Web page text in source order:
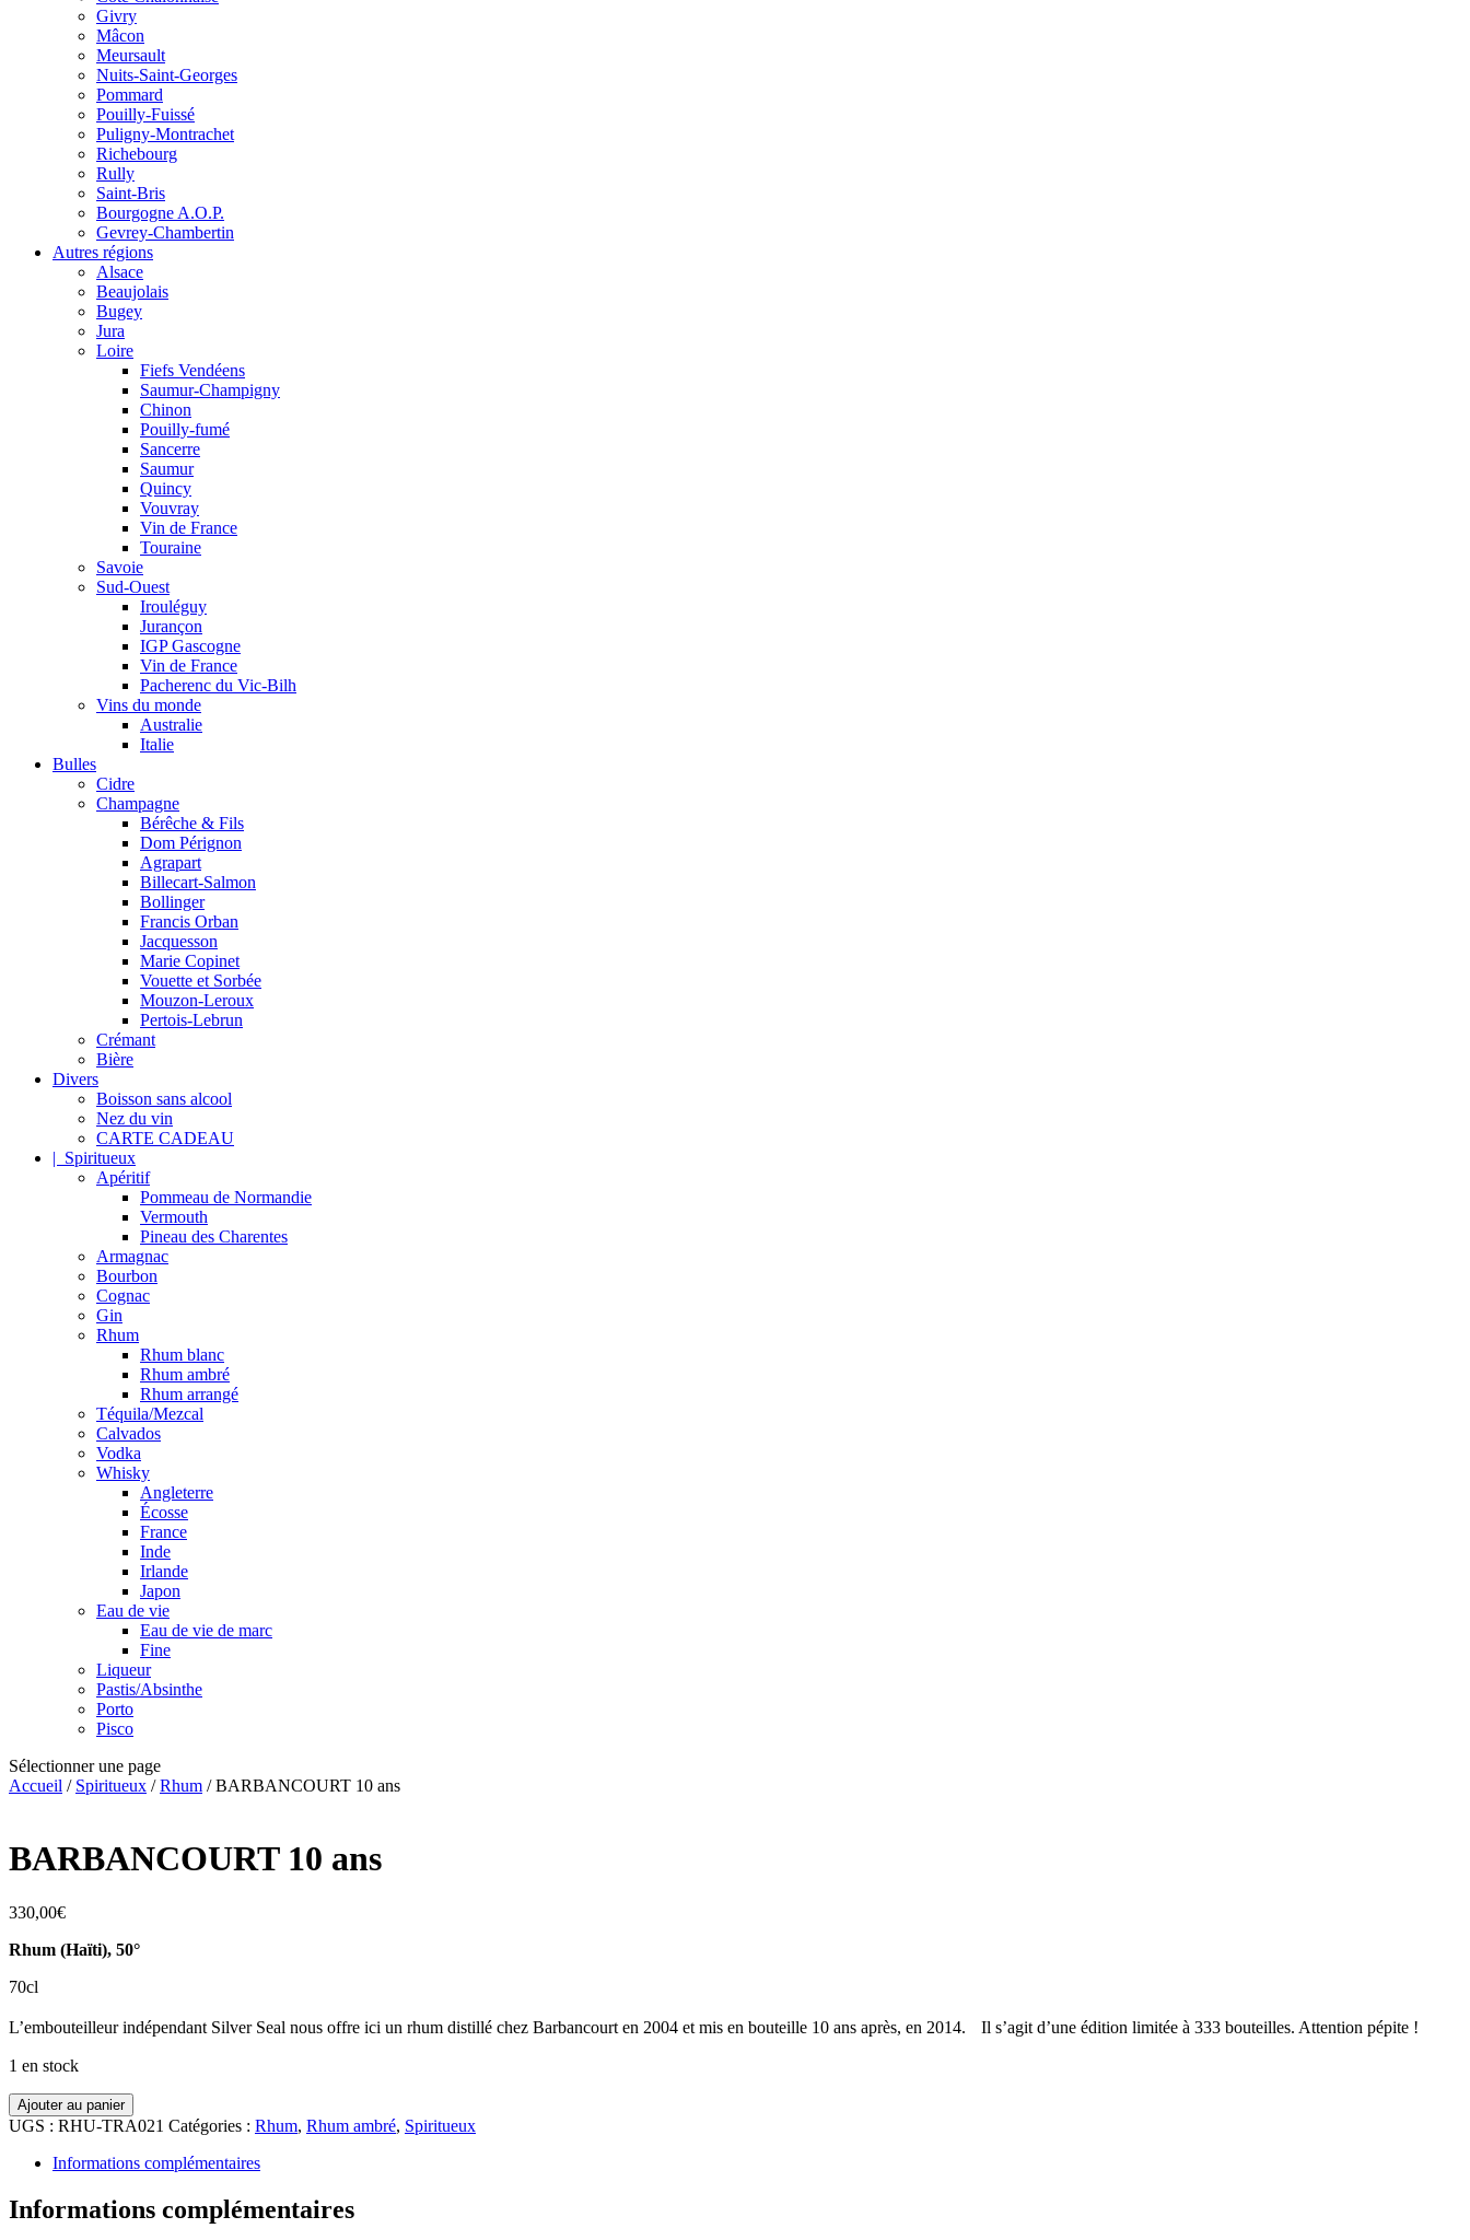
Givry
Mâcon
Meursault
Nuits-Saint-Georges
Pommard
Pouilly-Fuissé
Puligny-Montrachet
Richebourg
Rully
Saint-Bris
Bourgogne A.O.P.
Gevrey-Chambertin
Autres régions
Alsace
Beaujolais
Bugey
Jura
Loire
Fiefs Vendéens
Saumur-Champigny
Chinon
Pouilly-fumé
Sancerre
Saumur
Quincy
Vouvray
Vin de France
Touraine
Savoie
Sud-Ouest
Irouléguy
Jurançon
IGP Gascogne
Vin de France
Pacherenc du Vic-Bilh
Vins du monde
Australie
Italie
Bulles
Cidre
Champagne
Bérêche & Fils
Dom Pérignon
Agrapart
Billecart-Salmon
Bollinger
Francis Orban
Jacquesson
Marie Copinet
Vouette et Sorbée
Mouzon-Leroux
Pertois-Lebrun
Crémant
Bière
Divers
Boisson sans alcool
Nez du vin
CARTE CADEAU
| Spiritueux
Apéritif
Pommeau de Normandie
Vermouth
Pineau des Charentes
Armagnac
Bourbon
Cognac
Gin
Rhum
Rhum blanc
Rhum ambré
Rhum arrangé
Téquila/Mezcal
Calvados
Vodka
Whisky
Angleterre
Écosse
France
Inde
Irlande
Japon
Eau de vie
Eau de vie de marc
Fine
Liqueur
Pastis/Absinthe
Porto
Pisco
Sélectionner une page
Accueil / Spiritueux /Rhum / BARBANCOURT 10 ans
BARBANCOURT 10 ans
330,00€
Rhum (Haïti), 50°
70cl
L’embouteilleur indépendant Silver Seal nous offre ici un rhum distillé chez Barbancourt en 2004 et mis en bouteille 10 ans après, en 2014. Il s’agit d’une édition limitée à 333 bouteilles. Attention pépite !
1 en stock
quantité
de
Ajouter au panier
UGS : RHU-TRA021 Catégories : Rhum, Rhum ambré, Spiritueux
Informations complémentaires
Informations complémentaires